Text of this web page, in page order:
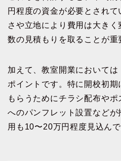
円程度の資金が必要とされ
さや立地により費用は大き
数の見積もりを取ることが重
加えて、教室開業において
ポイントです。特に開校初
もらうためにチラシ配布や
へのパンフレット設置など
用も10〜20万円程度見込んで